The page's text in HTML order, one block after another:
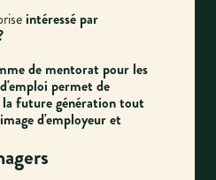
intéressé par
de mentorat pour les
permet de
future génération tout
d'employeur et